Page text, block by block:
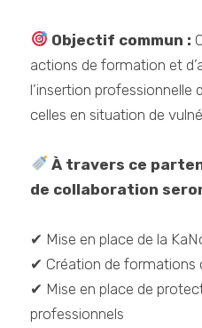
Objectif commun :
actions de formation et
l’insertion
celles en situation de
À travers ce
de collaboration
✔ Mise en place de la
✔ Création de formations
✔ Mise en place de
professionnels